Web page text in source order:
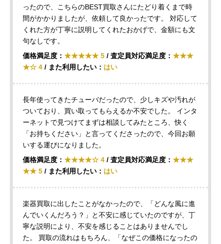
ったので、こちらのBEST買取さんにたどり着くまで時
間がかかりましたが、依頼して良かったです。 対応して
くれた方が丁寧に説明してくれたおかげで、金額にも文
句なしです。
価格満足度： ★★★★★ 5 / 査定員対応満足度： ★★★
★☆ 4 / また利用したい： はい
長年使ってきたチューバだったので、少しキズや汚れが
ついており、買い取ってもらえるか不安でした。 インタ
ーネットで見つけてまずは相談してみたところ、快く
「お持ちください」と言ってくださったので、今回お願
いする運びになりました。
価格満足度： ★★★★☆ 4 / 査定員対応満足度： ★★★
★★ 5 / また利用したい： はい
楽器買取に出したことがなかったので、「どんな風に進
んでいくんだろう？」と不安に感じていたのですが、丁
寧な説明により、不安を感じることはありませんでし
た。 買取の流れはもちろん、「なぜこの価格になったの